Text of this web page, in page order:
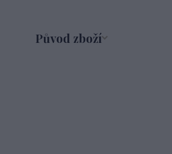
Původ zboží